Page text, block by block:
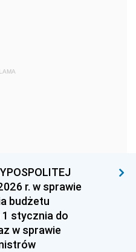
1937
r. w sprawie
budżetu
stycznia do
w sprawie